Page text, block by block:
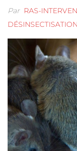
Par RAS-